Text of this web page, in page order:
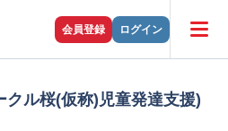
会員登録 ログイン
クル桜(仮称)児童発達支援)